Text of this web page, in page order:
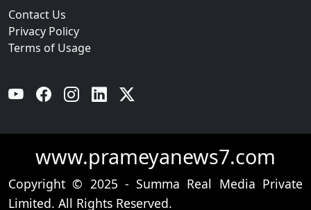
Contact Us
Privacy Policy
Terms of Usage
YouTube Facebook Instagram Linkedin
www.prameyanews7.com
Copyright © 2025 - Summa Real Media Private
Limited. All Rights Reserved.